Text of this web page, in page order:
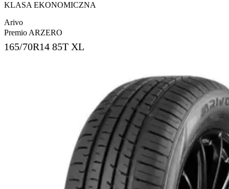
KLASA EKONOMICZNA
Arivo
Premio ARZERO
165/70R14 85T XL